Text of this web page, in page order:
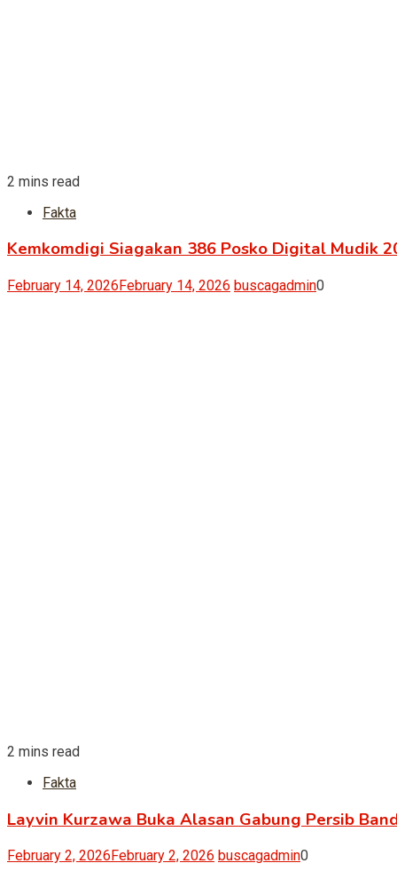
2 mins read
Fakta
Kemkomdigi Siagakan 386 Posko Digital Mudik
February 14, 2026February 14, 2026 buscagadmin0
2 mins read
Fakta
Layvin Kurzawa Buka Alasan Gabung Persib
February 2, 2026 February 2, 2026 buscagadmin0